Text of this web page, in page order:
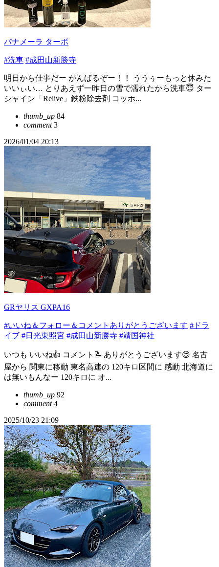
パナメーラ ターボ
#洗車 #成田山新勝寺
明日から仕事だー がんばるぞー！！ ううぅーもっと休みた
いいぃい… とりあえず一昨日の雪で濡れたから洗車😇 ター
シャイン「Relive」鉄粉除去剤 コッホ...
thumb_up 84
comment3
2026/01/04 20:13
GRヤリス GXPA16
#いいね＆フォロー＆コメントありがとうございます #ドラ
イブ #日光東照宮 #成田山新勝寺 #靖国神社
いつも いいね👍 コメント📝 ありがとうございます😊 名古
屋から 関東に移動 東名高速の 120キロ区間に 感動 北海道に
は無いもんなー 120キロに オ...
thumb_up 92
comment4
2025/10/23 21:09